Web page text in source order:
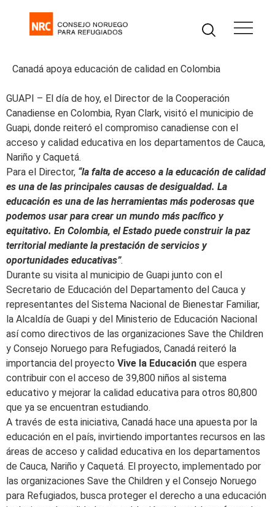
Canadá apoya educación de calidad en Colombia
GUAPI – El día de hoy, el Director de la Cooperación
Canadiense en Colombia, Ryan Clark, visitó el municipio de
Guapi, donde reiteró el compromiso canadiense con el
acceso y calidad educativa en los departamentos de Cauca,
Nariño y Caquetá.
Para el Director, “la falta de acceso a la educación de calidad
es una de las principales causas de desigualdad. La
educación es una de las herramientas más poderosas que
podemos usar para crear un mundo más pacífico y
equitativo. En Colombia, el Estado puede construir la paz
territorial mediante la prestación de servicios y
oportunidades educativas”.
Durante su visita al municipio de Guapi junto con el
Secretario de Educación del Departamento del Cauca y
representantes del Sistema Nacional de Bienestar Familiar,
la Alcaldía de Guapi y del Ministerio de Educación Nacional
así como directivos de las organizaciones Save the Children
y Consejo Noruego para Refugiados, Canadá reiteró la
importancia del proyecto Vive la Educación que espera
contribuir con el acceso de 39,800 niños al sistema
educativo y mejorar la calidad educativa para otros 80,800
que ya se encuentran estudiando.
A través de esta iniciativa, Canadá hace una apuesta por la
educación en el país, invirtiendo importantes recursos en las
áreas de acceso y calidad educativa en los departamentos
de Cauca, Nariño y Caquetá. El proyecto, implementado por
las organizaciones Save the Children y el Consejo Noruego
para Refugiados, busca proteger el derecho a una educación